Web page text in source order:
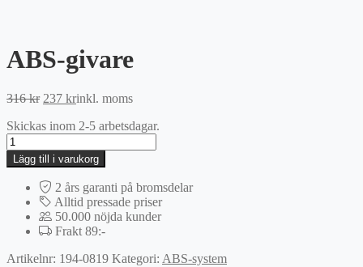
ABS-givare
316kr Det
priset
316 kr.
237 krDet
priset
237 kr.
inkl. moms
Skickas inom 2-5 arbetsdagar.
ABS-
givare
mängd
Lägg till i varukorg
2 års garanti på bromsdelar
Alltid pressade priser
50.000 nöjda kunder
Frakt 89:-
Artikelnr: 194-0819 Kategori: ABS-system